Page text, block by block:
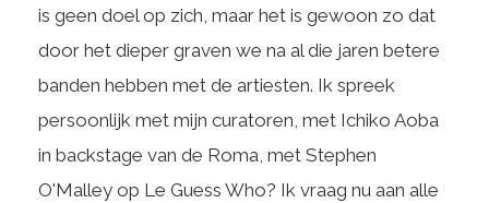
is geen doel op zich, maar het is gewoon zo dat
door het dieper graven we na al die jaren betere
banden hebben met de artiesten. Ik spreek
persoonlijk met mijn curatoren, met Ichiko Aoba
in backstage van de Roma, met Stephen
O'Malley op Le Guess Who? Ik vraag nu aan alle